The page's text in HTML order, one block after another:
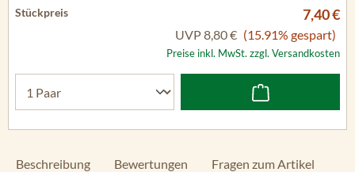
7,40 €
UVP8,80 € (15.91% gespart)
Preise inkl. MwSt. zzgl. Versandkosten
Beschreibung Bewertungen Fragen zum Artikel